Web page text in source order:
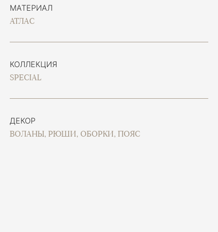
МАТЕРИАЛ
АТЛАС
КОЛЛЕКЦИЯ
SPECIAL
ДЕКОР
ВОЛАНЫ, РЮШИ, ОБОРКИ, ПОЯС